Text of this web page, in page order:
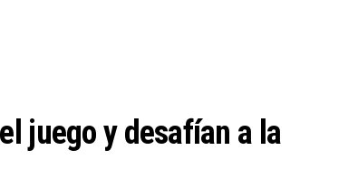
juego y desafían a la